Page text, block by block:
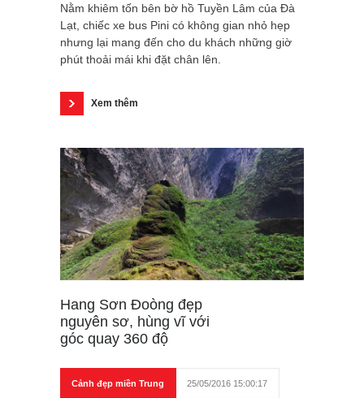
Nằm khiêm tốn bên bờ hồ Tuyền Lâm của Đà
Lạt, chiếc xe bus Pini có không gian nhỏ hẹp
nhưng lại mang đến cho du khách những giờ
phút thoải mái khi đặt chân lên.
Xem thêm
Hang Sơn Đoòng đẹp
nguyên sơ, hùng vĩ với
góc quay 360 độ
Cảnh đẹp miền Trung 25/05/2016 15:00:17